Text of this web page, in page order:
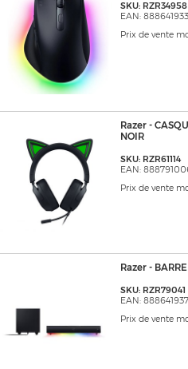
SKU: RZR34958
EAN:
Prix de vente
Razer -
NOIR
SKU: RZR61114
EAN:
Prix de vente
Razer -
SKU: RZR79041
EAN:
Prix de vente